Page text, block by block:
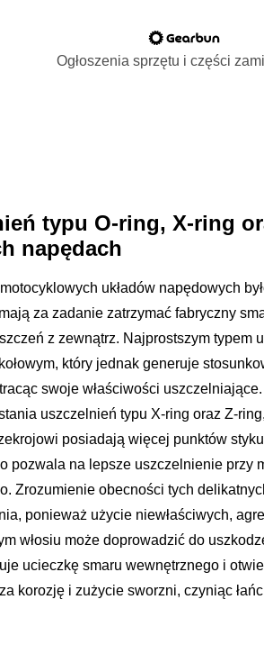
Ogłoszenia sprzętu i części
typu O-ring, X-ring
napędach
układów napędowych
za zadanie zatrzymać fabryczny
z zewnątrz. Najprostszym typem
który jednak generuje
swoje właściwości
uszczelnień typu X-ring oraz Z-
posiadają więcej punktów
pozwala na lepsze uszczelnienie przy
Zrozumienie obecności tych
ponieważ użycie niewłaściwych,
włosiu może doprowadzić do
ucieczkę smaru wewnętrznego i
korozję i zużycie sworzni, czyniąc